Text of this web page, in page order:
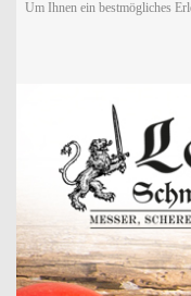
Um Ihnen ein bestmögliches